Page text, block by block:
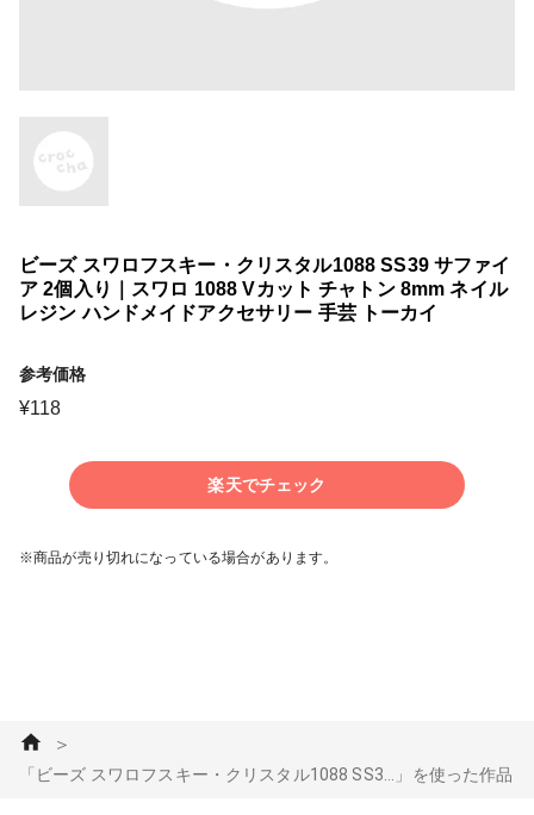
ビーズ スワロフスキー・クリスタル1088 SS39 サファイ
ア 2個入り｜スワロ 1088 Vカット チャトン 8mm ネイル
レジン ハンドメイドアクセサリー 手芸 トーカイ
参考価格
¥118
楽天でチェック
※商品が売り切れになっている場合があります。
＞
「ビーズ スワロフスキー・クリスタル1088 SS3...」を使った作品